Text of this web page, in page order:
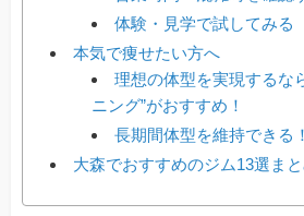
体験・見学で試してみる
本気で痩せたい方へ
理想の体型を実現するな
ニング”がおすすめ！
長期間体型を維持できる！
大森でおすすめのジム13選ま